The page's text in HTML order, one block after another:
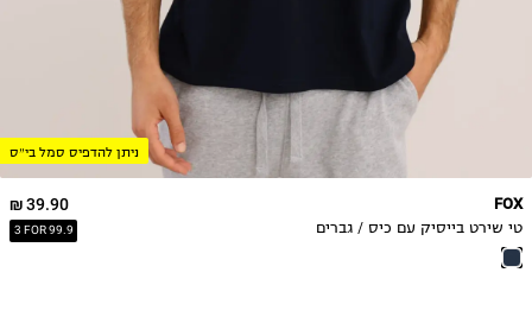
ניתן להדפיס סמל בי״ס
39.90 ₪
3 FOR 99.9
FOX
טי שירט בייסיק עם כיס / גברים